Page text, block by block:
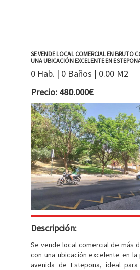
SE VENDE LOCAL COMERCIAL EN BRUTO
UNA UBICACIÓN EXCELENTE EN
0 Hab. | 0 Baños | 0.00 M2
Precio: 480.000€
Descripción:
Se vende local comercial de más
con una ubicación excelente en la
avenida de Estepona, ideal para